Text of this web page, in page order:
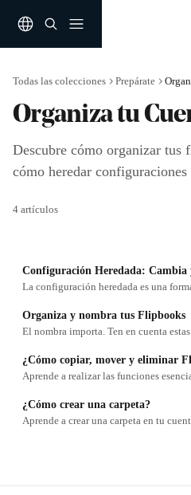
Todas las colecciones Prepárate
Organiza tu
Descubre cómo organizar tus
cómo heredar configuraciones
4 artículos
Organiza y nombra tus Flipbooks
¿Cómo copiar, mover y eliminar
¿Cómo crear una carpeta?